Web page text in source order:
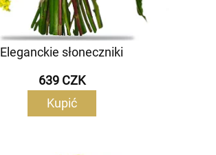
Eleganckie słoneczniki
639 CZK
Kupić